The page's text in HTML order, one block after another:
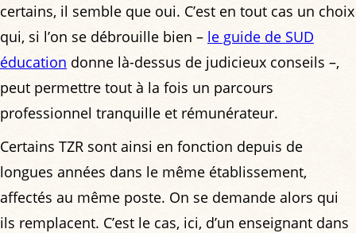
certains, il semble que oui. C’est en tout cas un choix
qui, si l’on se débrouille bien – le guide de SUD
éducation donne là-dessus de judicieux conseils –,
peut permettre tout à la fois un parcours
professionnel tranquille et rémunérateur.
Certains TZR sont ainsi en fonction depuis de
longues années dans le même établissement,
affectés au même poste. On se demande alors qui
ils remplacent. C’est le cas, ici, d’un enseignant dans